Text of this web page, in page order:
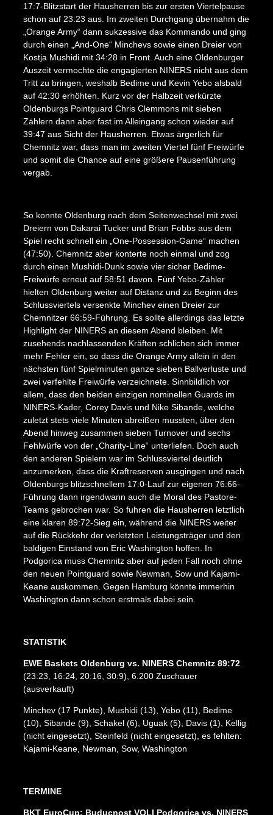
X
17:7-Blitzstart der Hausherren bis zur ersten Viertelpause
schon auf 23:23 aus. Im zweiten Durchgang übernahm die
„Orange Army“ dann sukzessive das Kommando und ging
durch einen „And-One“ Minchevs sowie einen Dreier von
Kostja Mushidi mit 34:28 in Front. Auch eine Oldenburger
Auszeit vermochte die engagierten NINERS nicht aus dem
Tritt zu bringen, weshalb Bedime und Kevin Yebo alsbald
auf 42:30 erhöhten. Kurz vor der Halbzeit verkürzte
Oldenburgs Pointguard Chris Clemmons mit sieben
Zählern dann aber fast im Alleingang schon wieder auf
39:47 aus Sicht der Hausherren. Etwas ärgerlich für
Chemnitz war, dass man im zweiten Viertel fünf Freiwürfe
und somit die Chance auf eine größere Pausenführung
vergab.
So konnte Oldenburg nach dem Seitenwechsel mit zwei
Dreiern von Dakarai Tucker und Brian Fobbs aus dem
Spiel recht schnell ein „One-Possession-Game“ machen
(47:50). Chemnitz aber konterte noch einmal und zog
durch einen Mushidi-Dunk sowie vier sicher Bedime-
Freiwürfe erneut auf 58:51 davon. Fünf Yebo-Zähler
hielten Oldenburg weiter auf Distanz und zu Beginn des
Schlussviertels versenkte Minchev einen Dreier zur
Chemnitzer 66:59-Führung. Es sollte allerdings das letzte
Highlight der NINERS an diesem Abend bleiben. Mit
zusehends nachlassenden Kräften schlichen sich immer
mehr Fehler ein, so dass die Orange Army allein in den
nächsten fünf Spielminuten ganze sieben Ballverluste und
zwei verfehlte Freiwürfe verzeichnete. Sinnbildlich vor
allem, dass den beiden einzigen nominellen Guards im
NINERS-Kader, Corey Davis und Nike Sibande, welche
zuletzt stets viele Minuten abreißen mussten, über den
Abend hinweg zusammen sieben Turnover und sechs
Fehlwürfe von der „Charity-Line“ unterliefen. Doch auch
den anderen Spielern war im Schlussviertel deutlich
anzumerken, dass die Kraftreserven ausgingen und nach
Oldenburgs blitzschnellem 17:0-Lauf zur eigenen 76:66-
Führung dann irgendwann auch die Moral des Pastore-
Teams gebrochen war. So fuhren die Hausherren letztlich
eine klaren 89:72-Sieg ein, während die NINERS weiter
auf die Rückkehr der verletzten Leistungsträger und den
baldigen Einstand von Eric Washington hoffen. In
Podgorica muss Chemnitz aber auf jeden Fall noch ohne
den neuen Pointguard sowie Newman, Sow und Kajami-
Keane auskommen. Gegen Hamburg könnte immerhin
Washington dann schon erstmals dabei sein.
STATISTIK
EWE Baskets Oldenburg vs. NINERS Chemnitz 89:72
(23:23, 16:24, 20:16, 30:9), 6.200 Zuschauer
(ausverkauft)
Minchev (17 Punkte), Mushidi (13), Yebo (11), Bedime
(10), Sibande (9), Schakel (6), Uguak (5), Davis (1), Kellig
(nicht eingesetzt), Steinfeld (nicht eingesetzt), es fehlten:
Kajami-Keane, Newman, Sow, Washington
TERMINE
BKT EuroCup: Buducnost VOLI Podgorica vs. NINERS